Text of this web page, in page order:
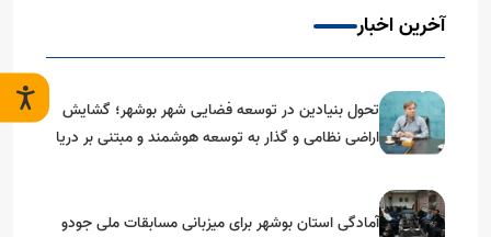
آخرین اخبار
تحول بنیادین در توسعه فضایی شهر بوشهر؛ گشایش
اراضی نظامی و گذار به توسعه هوشمند و مبتنی بر دریا
آمادگی استان بوشهر برای میزبانی مسابقات ملی جودو